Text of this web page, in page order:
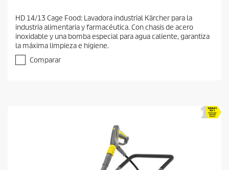
HD 14/13 Cage Food: Lavadora industrial Kärcher para la
industria alimentaria y farmacéutica. Con chasis de acero
inoxidable y una bomba especial para agua caliente, garantiza
la máxima limpieza e higiene.
Comparar